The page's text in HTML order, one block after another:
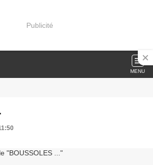
Publicité
MENU